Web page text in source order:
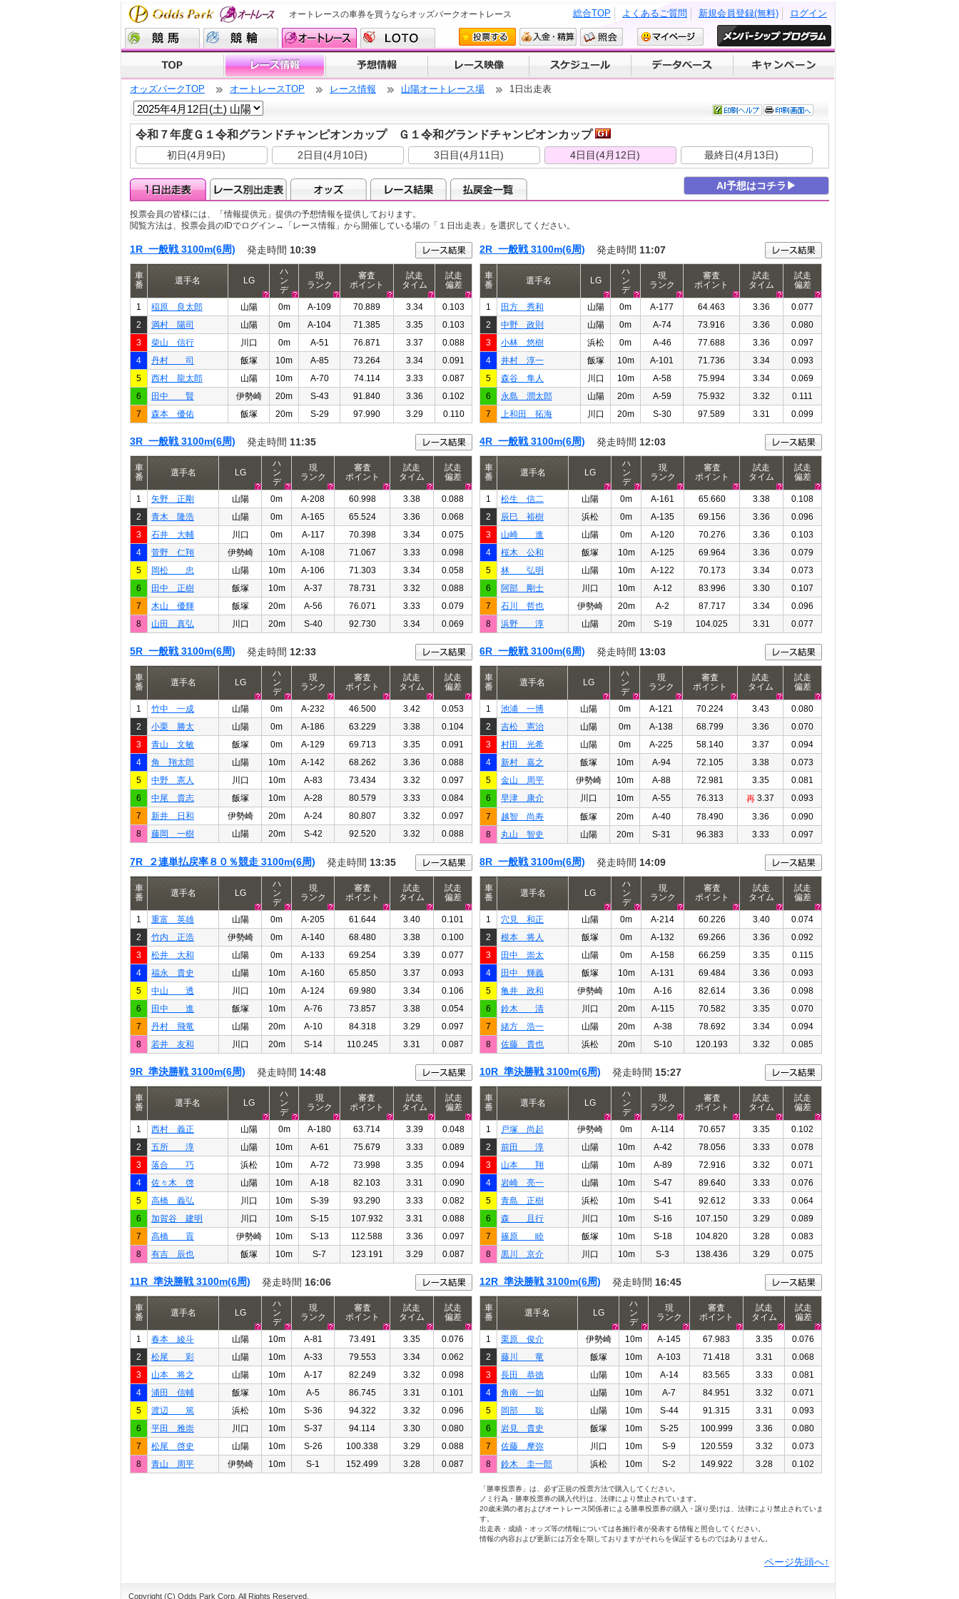
オートレースの車券を買うならオッズパークオートレース ログイン
新規会員登録(無料)
よくあるご質問
総合TOP
オッズパークTOP オートレースTOP レース情報 山陽オートレース場 1日出走表
令和７年度Ｇ１令和グランドチャンピオンカップ Ｇ１令和グランドチャンピオンカップ
初日(4月9日) 2日目(4月10日) 3日目(4月11日) 4日目(4月12日) 最終日(4月13日)
AI予想はコチラ▶
投票会員の皆様には、「情報提供元」提供の予想情報を提供しております。
閲覧方法は、投票会員のIDでログイン→「レース情報」から開催している場の「１日出走表」を選択してください。
1R 一般戦 3100m(6周) 発走時間 10:39
車
番
選手名 LG
ハ
ン
デ
現
ランク
審査
ポイント
試走
タイム
試走
偏差
1 稲原 良太郎 山陽 0m A-109 70.889 3.34 0.103
2 満村 陽司 山陽 0m A-104 71.385 3.35 0.103
3 柴山 信行 川口 0m A-51 76.871 3.37 0.088
4 丹村 司 飯塚 10m A-85 73.264 3.34 0.091
5 西村 龍太郎 山陽 10m A-70 74.114 3.33 0.087
6 田中 賢 伊勢崎 20m S-43 91.840 3.36 0.102
7 森本 優佑 飯塚 20m S-29 97.990 3.29 0.110
2R 一般戦 3100m(6周) 発走時間 11:07
車
番
選手名 LG
ハ
ン
デ
現
ランク
審査
ポイント
試走
タイム
試走
偏差
1 田方 秀和 山陽 0m A-177 64.463 3.36 0.077
2 中野 政則 山陽 0m A-74 73.916 3.36 0.080
3 小林 悠樹 浜松 0m A-46 77.688 3.36 0.097
4 井村 淳一 飯塚 10m A-101 71.736 3.34 0.093
5 森谷 隼人 川口 10m A-58 75.994 3.34 0.069
6 永島 潤太郎 山陽 20m A-59 75.932 3.32 0.111
7 上和田 拓海 川口 20m S-30 97.589 3.31 0.099
3R 一般戦 3100m(6周) 発走時間 11:35
車
番
選手名 LG
ハ
ン
デ
現
ランク
審査
ポイント
試走
タイム
試走
偏差
1 矢野 正剛 山陽 0m A-208 60.998 3.38 0.088
2 青木 隆浩 山陽 0m A-165 65.524 3.36 0.068
3 石井 大輔 川口 0m A-117 70.398 3.34 0.075
4 菅野 仁翔 伊勢崎 10m A-108 71.067 3.33 0.098
5 岡松 忠 山陽 10m A-106 71.303 3.34 0.058
6 田中 正樹 飯塚 10m A-37 78.731 3.32 0.088
7 木山 優輝 飯塚 20m A-56 76.071 3.33 0.079
8 山田 真弘 川口 20m S-40 92.730 3.34 0.069
4R 一般戦 3100m(6周) 発走時間 12:03
車
番
選手名 LG
ハ
ン
デ
現
ランク
審査
ポイント
試走
タイム
試走
偏差
1 松生 信二 山陽 0m A-161 65.660 3.38 0.108
2 辰巳 裕樹 浜松 0m A-135 69.156 3.36 0.096
3 山崎 進 山陽 0m A-120 70.276 3.36 0.103
4 桜木 公和 飯塚 10m A-125 69.964 3.36 0.079
5 林 弘明 山陽 10m A-122 70.173 3.34 0.073
6 阿部 剛士 川口 10m A-12 83.996 3.30 0.107
7 石川 哲也 伊勢崎 20m A-2 87.717 3.34 0.096
8 浜野 淳 山陽 20m S-19 104.025 3.31 0.077
5R 一般戦 3100m(6周) 発走時間 12:33
車
番
選手名 LG
ハ
ン
デ
現
ランク
審査
ポイント
試走
タイム
試走
偏差
1 竹中 一成 山陽 0m A-232 46.500 3.42 0.053
2 小栗 勝太 山陽 0m A-186 63.229 3.38 0.104
3 青山 文敏 飯塚 0m A-129 69.713 3.35 0.091
4 角 翔太郎 山陽 10m A-142 68.262 3.36 0.088
5 中野 憲人 川口 10m A-83 73.434 3.32 0.097
6 中尾 貴志 飯塚 10m A-28 80.579 3.33 0.084
7 新井 日和 伊勢崎 20m A-24 80.807 3.32 0.097
8 藤岡 一樹 山陽 20m S-42 92.520 3.32 0.088
6R 一般戦 3100m(6周) 発走時間 13:03
車
番
選手名 LG
ハ
ン
デ
現
ランク
審査
ポイント
試走
タイム
試走
偏差
1 池浦 一博 山陽 0m A-121 70.224 3.43 0.080
2 吉松 憲治 山陽 0m A-138 68.799 3.36 0.070
3 村田 光希 山陽 0m A-225 58.140 3.37 0.094
4 新村 嘉之 飯塚 10m A-94 72.105 3.38 0.073
5 金山 周平 伊勢崎 10m A-88 72.981 3.35 0.081
6 早津 康介 川口 10m A-55 76.313 再 3.37 0.093
7 越智 尚寿 飯塚 20m A-40 78.490 3.36 0.090
8 丸山 智史 山陽 20m S-31 96.383 3.33 0.097
7R ２連単払戻率８０％競走 3100m(6周) 発走時間 13:35
車
番
選手名 LG
ハ
ン
デ
現
ランク
審査
ポイント
試走
タイム
試走
偏差
1 重富 英雄 山陽 0m A-205 61.644 3.40 0.101
2 竹内 正浩 伊勢崎 0m A-140 68.480 3.38 0.100
3 松井 大和 山陽 0m A-133 69.254 3.39 0.077
4 福永 貴史 山陽 10m A-160 65.850 3.37 0.093
5 中山 透 川口 10m A-124 69.980 3.34 0.106
6 田中 進 飯塚 10m A-76 73.857 3.38 0.054
7 丹村 飛竜 山陽 20m A-10 84.318 3.29 0.097
8 若井 友和 川口 20m S-14 110.245 3.31 0.087
8R 一般戦 3100m(6周) 発走時間 14:09
車
番
選手名 LG
ハ
ン
デ
現
ランク
審査
ポイント
試走
タイム
試走
偏差
1 穴見 和正 山陽 0m A-214 60.226 3.40 0.074
2 根本 将人 飯塚 0m A-132 69.266 3.36 0.092
3 田中 崇太 山陽 0m A-158 66.259 3.35 0.115
4 田中 輝義 飯塚 10m A-131 69.484 3.36 0.093
5 亀井 政和 伊勢崎 10m A-16 82.614 3.36 0.098
6 鈴木 清 川口 20m A-115 70.582 3.35 0.070
7 緒方 浩一 山陽 20m A-38 78.692 3.34 0.094
8 佐藤 貴也 浜松 20m S-10 120.193 3.32 0.085
9R 準決勝戦 3100m(6周) 発走時間 14:48
車
番
選手名 LG
ハ
ン
デ
現
ランク
審査
ポイント
試走
タイム
試走
偏差
1 西村 義正 山陽 0m A-180 63.714 3.39 0.048
2 五所 淳 山陽 10m A-61 75.679 3.33 0.089
3 落合 巧 浜松 10m A-72 73.998 3.35 0.094
4 佐々木 啓 山陽 10m A-18 82.103 3.31 0.090
5 高橋 義弘 川口 10m S-39 93.290 3.33 0.082
6 加賀谷 建明 川口 10m S-15 107.932 3.31 0.088
7 高橋 貢 伊勢崎 10m S-13 112.588 3.36 0.097
8 有吉 辰也 飯塚 10m S-7 123.191 3.29 0.087
10R 準決勝戦 3100m(6周) 発走時間 15:27
車
番
選手名 LG
ハ
ン
デ
現
ランク
審査
ポイント
試走
タイム
試走
偏差
1 戸塚 尚起 伊勢崎 0m A-114 70.657 3.35 0.102
2 前田 淳 山陽 10m A-42 78.056 3.33 0.078
3 山本 翔 山陽 10m A-89 72.916 3.32 0.071
4 岩崎 亮一 山陽 10m S-47 89.640 3.33 0.076
5 青島 正樹 浜松 10m S-41 92.612 3.33 0.064
6 森 且行 川口 10m S-16 107.150 3.29 0.089
7 篠原 睦 飯塚 10m S-18 104.820 3.28 0.083
8 黒川 京介 川口 10m S-3 138.436 3.29 0.075
11R 準決勝戦 3100m(6周) 発走時間 16:06
車
番
選手名 LG
ハ
ン
デ
現
ランク
審査
ポイント
試走
タイム
試走
偏差
1 春本 綾斗 山陽 10m A-81 73.491 3.35 0.076
2 松尾 彩 山陽 10m A-33 79.553 3.34 0.062
3 山本 将之 山陽 10m A-17 82.249 3.32 0.098
4 浦田 信輔 飯塚 10m A-5 86.745 3.31 0.101
5 渡辺 篤 浜松 10m S-36 94.322 3.32 0.096
6 平田 雅崇 川口 10m S-37 94.114 3.30 0.080
7 松尾 啓史 山陽 10m S-26 100.338 3.29 0.088
8 青山 周平 伊勢崎 10m S-1 152.499 3.28 0.087
12R 準決勝戦 3100m(6周) 発走時間 16:45
車
番
選手名 LG
ハ
ン
デ
現
ランク
審査
ポイント
試走
タイム
試走
偏差
1 栗原 俊介 伊勢崎 10m A-145 67.983 3.35 0.076
2 藤川 竜 飯塚 10m A-103 71.418 3.31 0.068
3 長田 恭徳 山陽 10m A-14 83.565 3.33 0.081
4 角南 一如 山陽 10m A-7 84.951 3.32 0.071
5 岡部 聡 山陽 10m S-44 91.315 3.31 0.093
6 岩見 貴史 飯塚 10m S-25 100.999 3.36 0.080
7 佐藤 摩弥 川口 10m S-9 120.559 3.32 0.073
8 鈴木 圭一郎 浜松 10m S-2 149.922 3.28 0.102
「勝車投票券」は、必ず正規の投票方法で購入してください。
ノミ行為・勝車投票券の購入代行は、法律により禁止されています。
20歳未満の者およびオートレース関係者による勝車投票券の購入・譲り受けは、法律により禁止されていま
す。
出走表・成績・オッズ等の情報については各施行者が発表する情報と照合してください。
情報の内容および更新には万全を期しておりますがそれらを保証するものではありません。
ページ先頭へ↑
Copyright (C) Odds Park Corp. All Rights Reserved.